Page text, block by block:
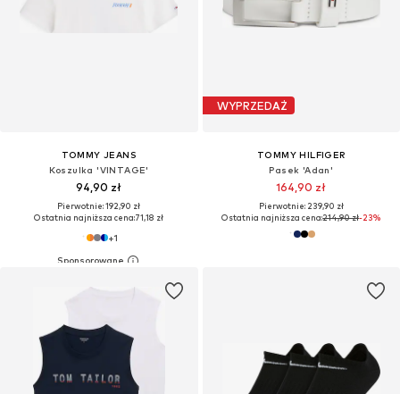
TOMMY JEANS
Koszulka 'VINTAGE'
94,90 zł
Pierwotnie: 192,90 zł
Ostatnia najniższa cena:71,18 zł
+1
WYPRZEDAŻ
TOMMY HILFIGER
Pasek 'Adan'
164,90 zł
Pierwotnie: 239,90 zł
Ostatnia najniższa cena:214,90 zł-23%